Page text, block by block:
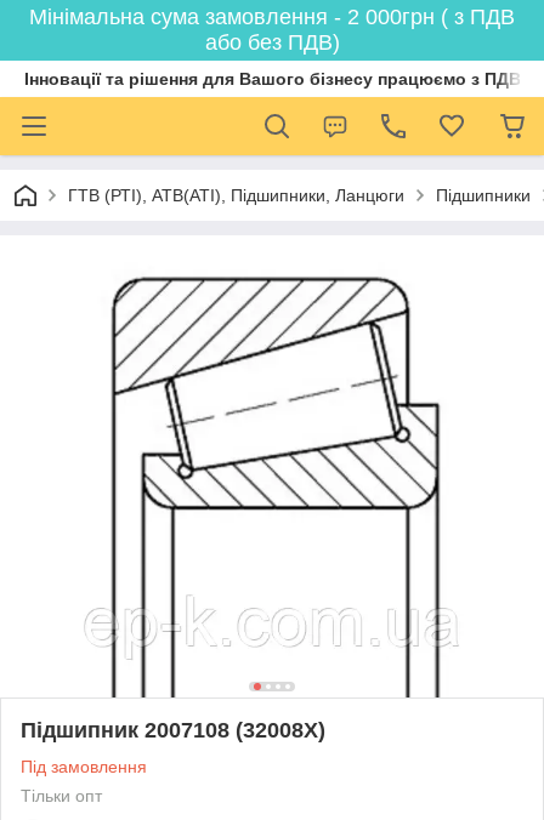
Мінімальна сума замовлення - 2 000грн ( з ПДВ
або без ПДВ)
Інновації та рішення для Вашого бізнесу працюємо з ПДВ
ГТВ (РТI), АТВ(АТI), Пiдшипники, Ланцюги Підшипники
Підшипник 2007108 (32008Х)
Під замовлення
Тільки опт